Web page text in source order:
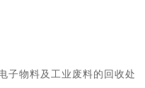
子物料及工业废料的回收处